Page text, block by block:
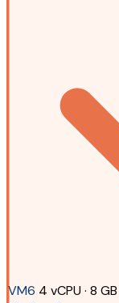
VM6 4 vCPU · 8